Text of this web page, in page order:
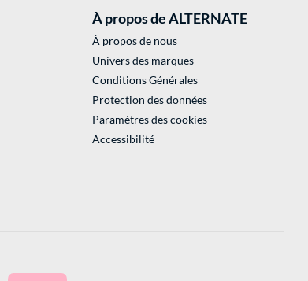
À propos de ALTERNATE
À propos de nous
Univers des marques
Conditions Générales
Protection des données
Paramètres des cookies
Accessibilité